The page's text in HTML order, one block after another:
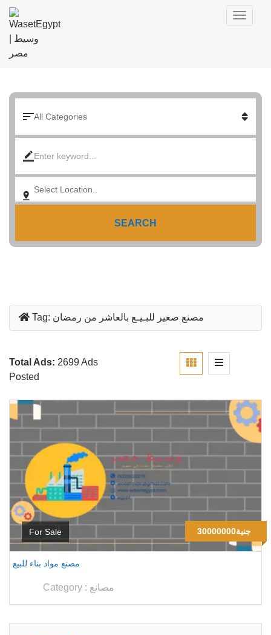
SEARCH
Tag: مصنع صغير للبـيـع بالعاشر من رمضان
Total Ads: 2699 Ads
Posted
For Sale 30000000جنية
مصنع مواد بناء للبيع
Category : مصانع